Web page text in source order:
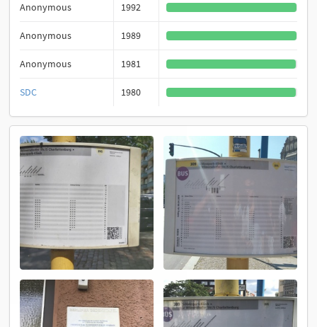
Anonymous 1992
Anonymous 1989
Anonymous 1981
SDC 1980